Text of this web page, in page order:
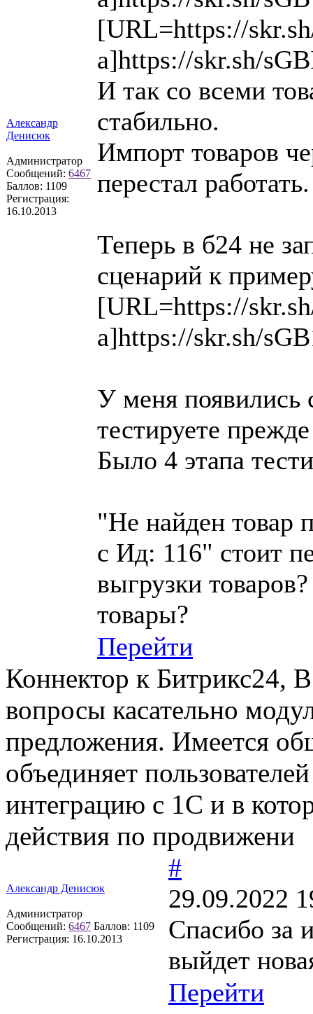
Александр
Денисюк
Администратор
Сообщений: 6467
Баллов: 1109
Регистрация:
16.10.2013
[URL=https://
a]https://skr.sh/
И так со всеми
стабильно.
Импорт товаров
перестал работать.
Теперь в б24 не
сценарий к
[URL=https://
a]https://skr.sh/
У меня появились
тестируете
Было 4 этапа
"Не найден товар
с Ид: 116" стоит
выгрузки
товары?
Перейти
Коннектор к Битрикс24,
вопросы касательно
предложения. Имеется
объединяет
интеграцию с 1С и в
действия по продвижени
Александр Денисюк
Администратор
Сообщений: 6467 Баллов: 1109
Регистрация: 16.10.2013
#
29.09.2022
Спасибо за
выйдет
Перейти